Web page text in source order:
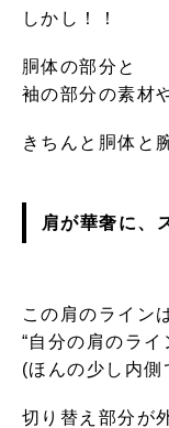
しかし！！
胴体の部分と
袖の部分の素材
きちんと胴体と
肩が華奢に、
この肩のライン
“自分の肩のライ
(ほんの少し内側
切り替え部分が